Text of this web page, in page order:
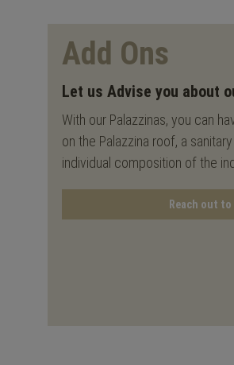
Add Ons
Let us Advise you about
With our Palazzinas, you can
on the Palazzina roof, a
individual composition of the
Reach out